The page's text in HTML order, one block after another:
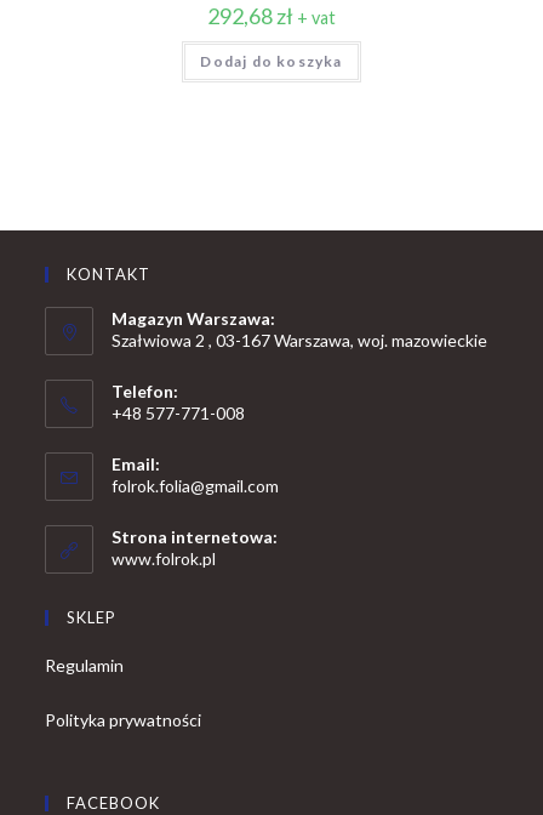
292,68zł + vat
Dodaj do koszyka
KONTAKT
Magazyn Warszawa:
Szałwiowa 2 , 03-167 Warszawa, woj. mazowieckie
Telefon:
+48 577-771-008
in
your
application
Email:
folrok.folia@gmail.com
Strona internetowa:
www.folrok.pl
SKLEP
Regulamin
Polityka prywatności
FACEBOOK